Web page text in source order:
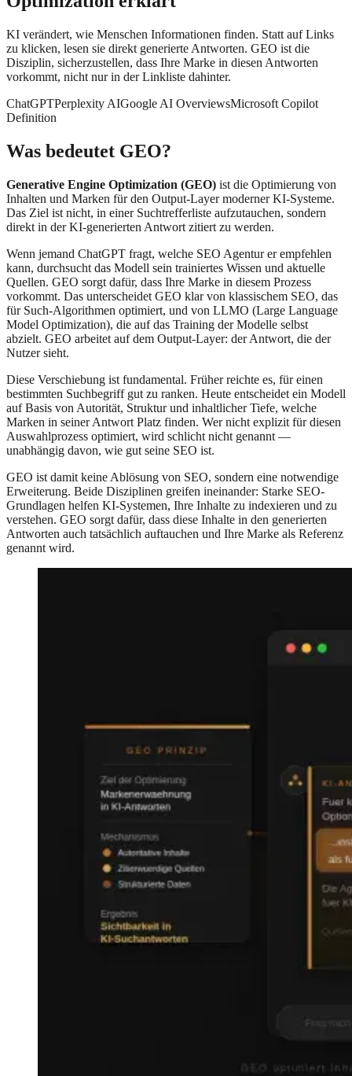
KI verändert, wie Menschen Informationen finden. Statt auf Links
zu klicken, lesen sie direkt generierte Antworten. GEO ist die
Disziplin, sicherzustellen, dass Ihre Marke in diesen Antworten
vorkommt, nicht nur in der Linkliste dahinter.
ChatGPTPerplexity AIGoogle AI OverviewsMicrosoft Copilot
Definition
Was bedeutet GEO?
Generative Engine Optimization (GEO) ist die Optimierung von
Inhalten und Marken für den Output-Layer moderner KI-Systeme.
Das Ziel ist nicht, in einer Suchtrefferliste aufzutauchen, sondern
direkt in der KI-generierten Antwort zitiert zu werden.
Wenn jemand ChatGPT fragt, welche SEO Agentur er empfehlen
kann, durchsucht das Modell sein trainiertes Wissen und aktuelle
Quellen. GEO sorgt dafür, dass Ihre Marke in diesem Prozess
vorkommt. Das unterscheidet GEO klar von klassischem SEO, das
für Such-Algorithmen optimiert, und von LLMO (Large Language
Model Optimization), die auf das Training der Modelle selbst
abzielt. GEO arbeitet auf dem Output-Layer: der Antwort, die der
Nutzer sieht.
Diese Verschiebung ist fundamental. Früher reichte es, für einen
bestimmten Suchbegriff gut zu ranken. Heute entscheidet ein Modell
auf Basis von Autorität, Struktur und inhaltlicher Tiefe, welche
Marken in seiner Antwort Platz finden. Wer nicht explizit für diesen
Auswahlprozess optimiert, wird schlicht nicht genannt —
unabhängig davon, wie gut seine SEO ist.
GEO ist damit keine Ablösung von SEO, sondern eine notwendige
Erweiterung. Beide Disziplinen greifen ineinander: Starke SEO-
Grundlagen helfen KI-Systemen, Ihre Inhalte zu indexieren und zu
verstehen. GEO sorgt dafür, dass diese Inhalte in den generierten
Antworten auch tatsächlich auftauchen und Ihre Marke als Referenz
genannt wird.